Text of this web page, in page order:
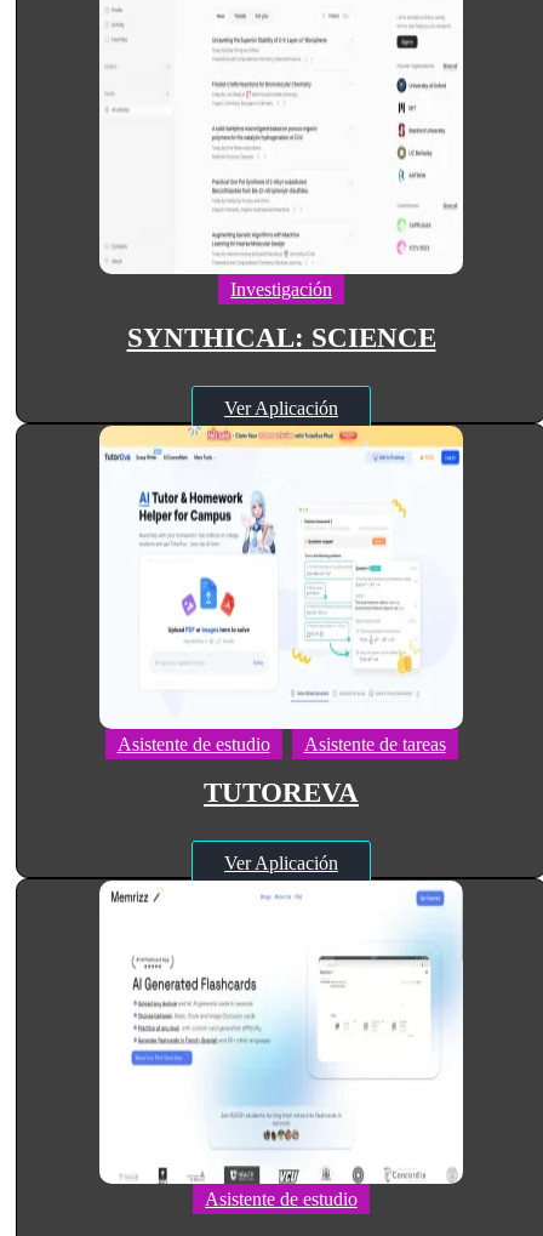
Investigación
SYNTHICAL: SCIENCE
Ver Aplicación
Asistente de estudio Asistente de tareas
TUTOREVA
Ver Aplicación
Asistente de estudio